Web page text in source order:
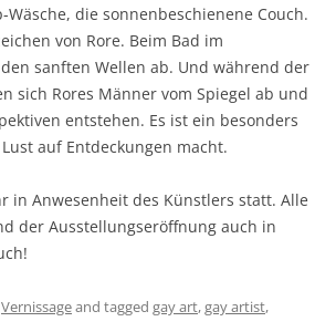
die sonnenbeschienene Couch.
von Rore. Beim Bad im
sanften Wellen ab. Und während der
sich Rores Männer vom Spiegel ab und
entstehen. Es ist ein besonders
auf Entdeckungen macht.
in Anwesenheit des Künstlers statt. Alle
der Ausstellungseröffnung auch in
Vernissageand tagged gay art,gay artist,